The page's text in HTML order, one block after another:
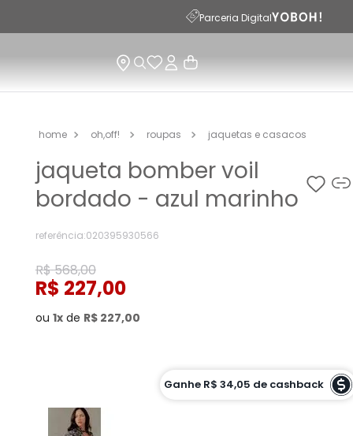
Parceria Digital
oh,off! roupas jaquetas e casacos
jaqueta bomber voil
bordado - azul marinho
referência:020395930566
R$568,00
R$ 227,00
Ganhe R$ 34,05 de cashback
ou 1 de R$ 227,00